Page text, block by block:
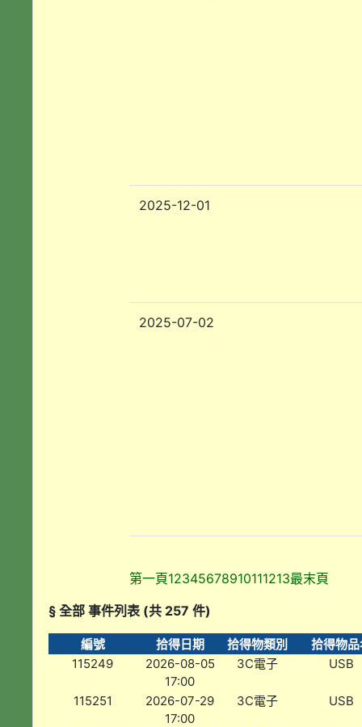
2025-12-01
2025-07-02
第一頁12345678910111213最末頁
§ 全部 事件列表 (共 257 件)
編號 拾得日期 拾得物類別
拾得物
115249
2026-08-05
17:00
3C電子 USB
115251
2026-07-29
17:00
3C電子 USB